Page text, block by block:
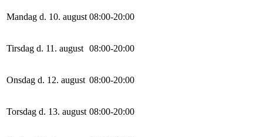
Mandag d. 10. august 08:00-20:00
Tirsdag d. 11. august 08:00-20:00
Onsdag d. 12. august 08:00-20:00
Torsdag d. 13. august 08:00-20:00